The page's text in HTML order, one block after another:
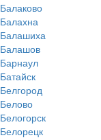
Балаково
Балахна
Балашиха
Балашов
Барнаул
Батайск
Белгород
Белово
Белогорск
Белорецк